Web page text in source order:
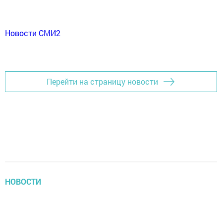
Новости СМИ2
Перейти на страницу новости
НОВОСТИ